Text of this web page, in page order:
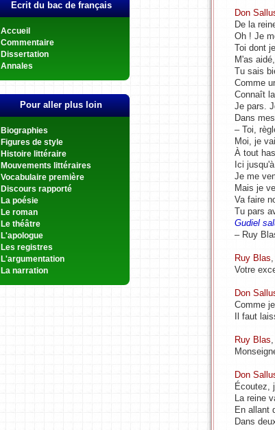
Ecrit du bac de français
Accueil
Commentaire
Dissertation
Annales
Pour aller plus loin
Biographies
Figures de style
Histoire littéraire
Mouvements littéraires
Vocabulaire première
Discours rapporté
La poésie
Le roman
Le théâtre
L'apologue
Les registres
L'argumentation
La narration
Don
De la
Oh ! Je
Toi dont
M'as
Tu sais
Comme
Connaît
Je pars.
Dans
– Toi,
Moi, je
À tout
Ici
Je me
Mais je
Va faire
Tu pars
Gudiel
– Ruy
Ruy Blas
Votre
Don
Comme
Il faut
Ruy Blas
Don
Écoutez,
La reine
En allant
Dans